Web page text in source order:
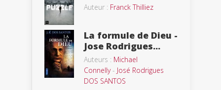
Auteur : Franck Thilliez
La formule de Dieu -
Jose Rodrigues...
Auteurs : Michael
Connelly- José Rodrigues
DOS SANTOS